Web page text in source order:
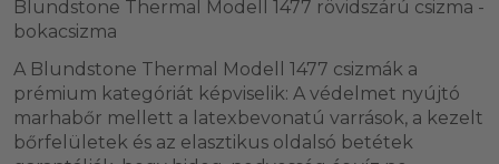
Blundstone Thermal Modell 1477 rövidszárú csizma -
bokacsizma
A Blundstone Thermal Modell 1477 csizmák a
prémium kategóriát képviselik: A védelmet nyújtó
marhabőr mellett a latexbevonatú varrások, a kezelt
bőrfelületek és az elasztikus oldalsó betétek